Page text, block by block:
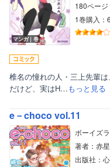
マンガ｜巻
180ページ
1巻購入：
椎名の憧れの人・三上先輩
だけど、実はH…もっと見る
e－choco vol.11
ボーイズ
著者：赤
出版社：